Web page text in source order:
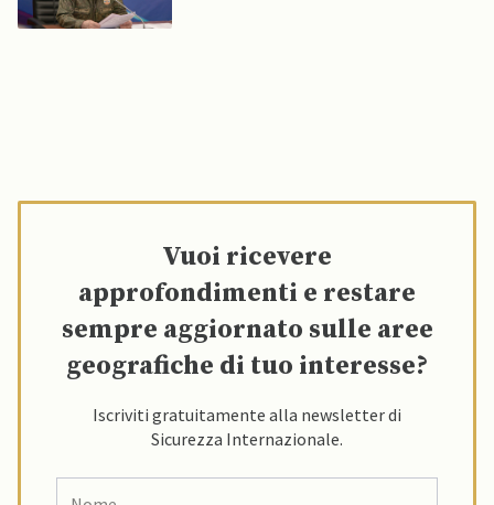
Vuoi ricevere
approfondimenti e restare
sempre aggiornato sulle aree
geografiche di tuo interesse?
Iscriviti gratuitamente alla newsletter di
Sicurezza Internazionale.